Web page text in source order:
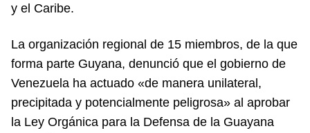
y el Caribe.
La organización regional de 15 miembros, de la que
forma parte Guyana, denunció que el gobierno de
Venezuela ha actuado «de manera unilateral,
precipitada y potencialmente peligrosa» al aprobar
la Ley Orgánica para la Defensa de la Guayana